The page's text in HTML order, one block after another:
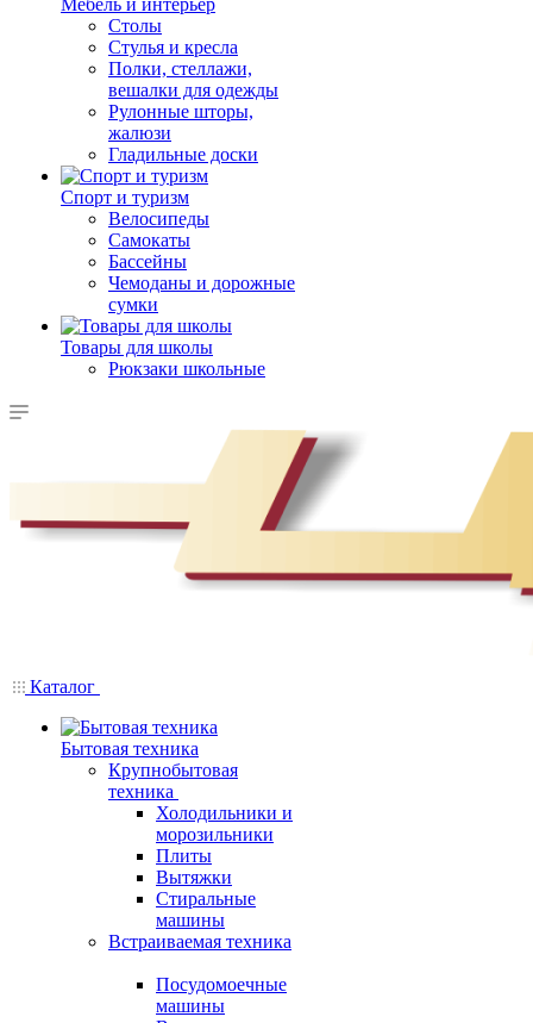
Мебель и интерьер
Столы
Стулья и кресла
Полки, стеллажи,
вешалки для одежды
Рулонные шторы,
жалюзи
Гладильные доски
Спорт и туризм
Велосипеды
Самокаты
Бассейны
Чемоданы и дорожные
сумки
Товары для школы
Рюкзаки школьные
Каталог
Бытовая техника
Крупнобытовая
техника
Холодильники и
морозильники
Плиты
Вытяжки
Стиральные
машины
Встраиваемая техника
Посудомоечные
машины